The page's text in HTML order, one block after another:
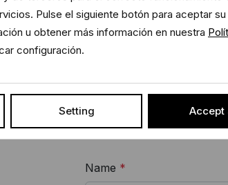
Name *
u obtener más información en nuestra
configuración.
Setting Accept